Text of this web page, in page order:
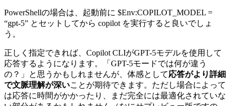
PowerShellの場合は、起動前に $Env:COPILOT_MODEL =
“gpt-5” とセットしてから copilot を実行すると良いでしょ
う。
正しく指定できれば、Copilot CLIがGPT-5モデルを使用して
応答するようになります。「GPT-5モードでは何が違う
の？」と思うかもしれませんが、体感として応答がより詳細
で文脈理解が深いことが期待できます。ただし場合によって
は応答に時間がかかったり、まだ完全には最適化されていな